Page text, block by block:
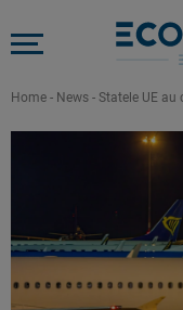
Home - News - Statele UE